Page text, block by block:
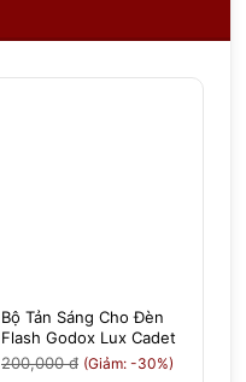
Bộ Tản Sáng Cho Đèn
Flash Godox Lux Cadet
200,000 đ (Giảm: -30%)